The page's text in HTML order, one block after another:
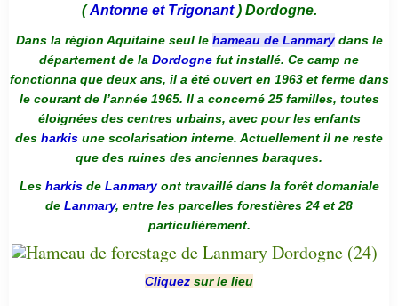
(Antonne et Trigonant) Dordogne.
Dans la région Aquitaine seul le hameau de Lanmarydans le
département de la Dordogne fut installé. Ce camp ne
fonctionna que deux ans, il a été ouvert en 1963 et ferme dans
le courant de l’année 1965. Il a concerné 25 familles, toutes
éloignées des centres urbains, avec pour les enfants
des harkis une scolarisation interne. Actuellement il ne reste
que des ruines des anciennes baraques.
Les harkis de Lanmaryont travaillé dans la forêt domaniale
de Lanmary, entre les parcelles forestières 24 et 28
particulièrement.
Cliquez sur le lieu